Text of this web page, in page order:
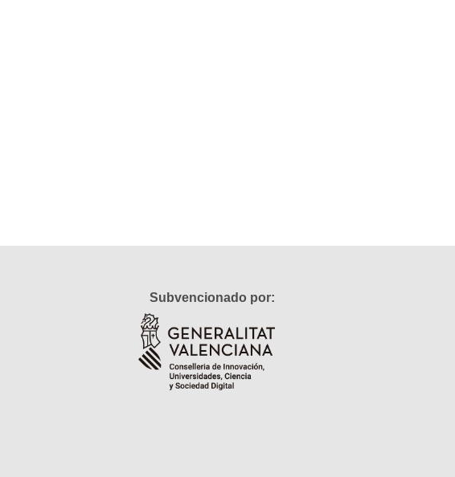
Subvencionado por: